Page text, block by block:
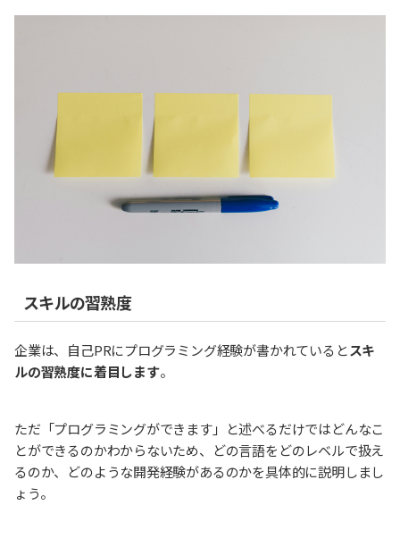
スキルの習熟度
企業は、自己PRにプログラミング経験が書かれているとスキ
ルの習熟度に着目します。
ただ「プログラミングができます」と述べるだけではどんなこ
とができるのかわからないため、どの言語をどのレベルで扱え
るのか、どのような開発経験があるのかを具体的に説明しまし
ょう。